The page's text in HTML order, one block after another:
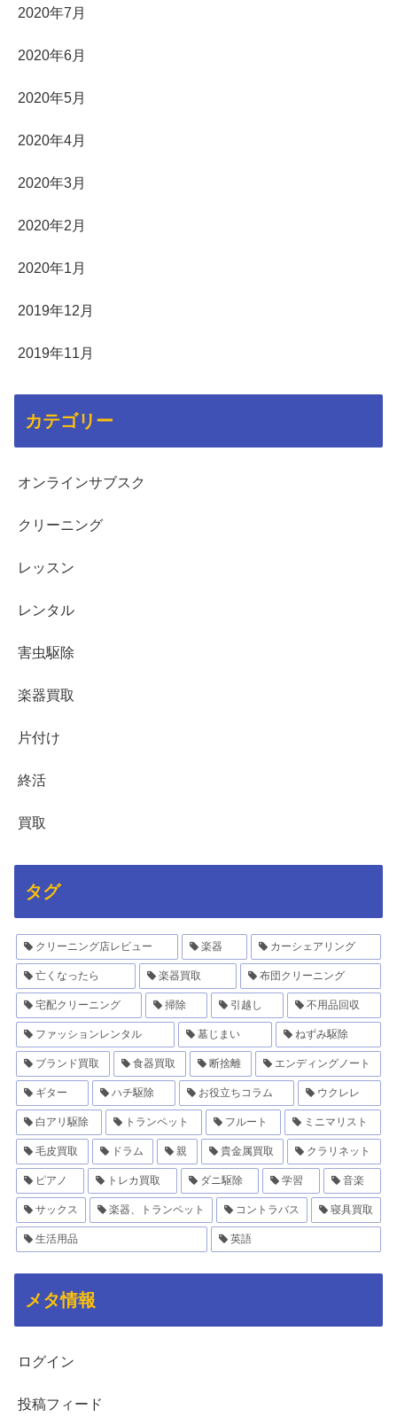
2020年7月
2020年6月
2020年5月
2020年4月
2020年3月
2020年2月
2020年1月
2019年12月
2019年11月
カテゴリー
オンラインサブスク
クリーニング
レッスン
レンタル
害虫駆除
楽器買取
片付け
終活
買取
タグ
クリーニング店レビュー 楽器 カーシェアリング
亡くなったら 楽器買取 布団クリーニング
宅配クリーニング 掃除 引越し 不用品回収
ファッションレンタル 墓じまい ねずみ駆除
ブランド買取 食器買取 断捨離 エンディングノート
ギター ハチ駆除 お役立ちコラム ウクレレ
白アリ駆除 トランペット フルート ミニマリスト
毛皮買取 ドラム 親 貴金属買取 クラリネット
ピアノ トレカ買取 ダニ駆除 学習 音楽
サックス 楽器、トランペット コントラバス 寝具買取
生活用品 英語
メタ情報
ログイン
投稿フィード